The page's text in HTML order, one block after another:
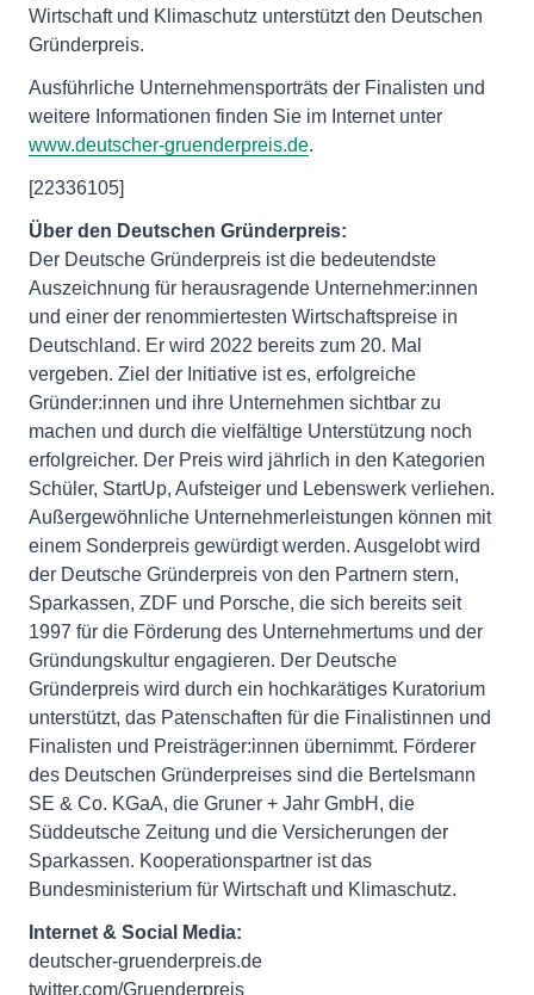
Wirtschaft und Klimaschutz unterstützt den Deutschen
Gründerpreis.
Ausführliche Unternehmensporträts der Finalisten und
weitere Informationen finden Sie im Internet unter
www.deutscher-gruenderpreis.de.
[22336105]
Über den Deutschen Gründerpreis:
Der Deutsche Gründerpreis ist die bedeutendste
Auszeichnung für herausragende Unternehmer:innen
und einer der renommiertesten Wirtschaftspreise in
Deutschland. Er wird 2022 bereits zum 20. Mal
vergeben. Ziel der Initiative ist es, erfolgreiche
Gründer:innen und ihre Unternehmen sichtbar zu
machen und durch die vielfältige Unterstützung noch
erfolgreicher. Der Preis wird jährlich in den Kategorien
Schüler, StartUp, Aufsteiger und Lebenswerk verliehen.
Außergewöhnliche Unternehmerleistungen können mit
einem Sonderpreis gewürdigt werden. Ausgelobt wird
der Deutsche Gründerpreis von den Partnern stern,
Sparkassen, ZDF und Porsche, die sich bereits seit
1997 für die Förderung des Unternehmertums und der
Gründungskultur engagieren. Der Deutsche
Gründerpreis wird durch ein hochkarätiges Kuratorium
unterstützt, das Patenschaften für die Finalistinnen und
Finalisten und Preisträger:innen übernimmt. Förderer
des Deutschen Gründerpreises sind die Bertelsmann
SE & Co. KGaA, die Gruner + Jahr GmbH, die
Süddeutsche Zeitung und die Versicherungen der
Sparkassen. Kooperationspartner ist das
Bundesministerium für Wirtschaft und Klimaschutz.
Internet & Social Media:
deutscher-gruenderpreis.de
twitter.com/Gruenderpreis